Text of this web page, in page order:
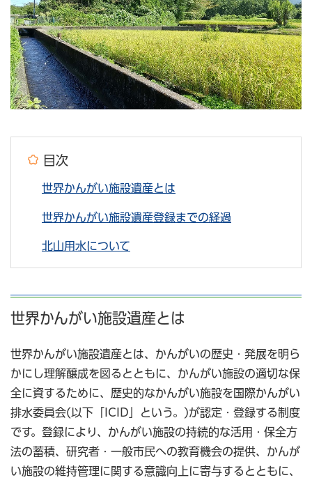
目次
世界かんがい施設遺産とは
世界かんがい施設遺産登録までの経過
北山用水について
世界かんがい施設遺産とは
世界かんがい施設遺産とは、かんがいの歴史・発展を明ら
かにし理解醸成を図るとともに、かんがい施設の適切な保
全に資するために、歴史的なかんがい施設を国際かんがい
排水委員会(以下「ICID」という。)が認定・登録する制度
です。登録により、かんがい施設の持続的な活用・保全方
法の蓄積、研究者・一般市民への教育機会の提供、かんが
い施設の維持管理に関する意識向上に寄与するとともに、